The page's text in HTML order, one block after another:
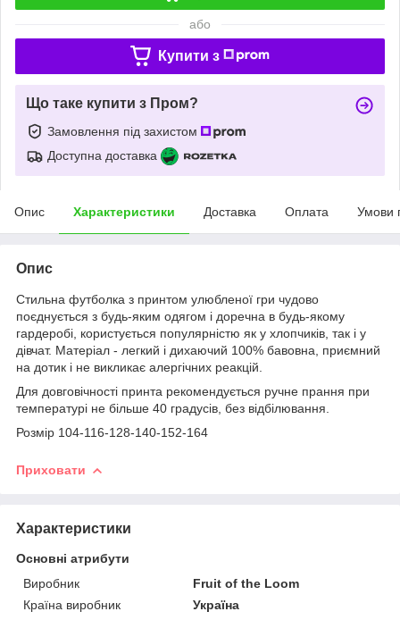
або
Купити з
Що таке купити з Пром?
Замовлення під захистом
Доступна доставка
Опис Характеристики Доставка Оплата Умови
Опис
Стильна футболка з принтом улюбленої гри чудово
поєднується з будь-яким одягом і доречна в будь-якому
гардеробі, користується популярністю як у хлопчиків, так і у
дівчат. Матеріал - легкий і дихаючий 100% бавовна, приємний
на дотик і не викликає алергічних реакцій.
Для довговічності принта рекомендується ручне прання при
температурі не більше 40 градусів, без відбілювання.
Розмір 104-116-128-140-152-164
Приховати
Характеристики
Основні атрибути
Виробник
Fruit of the Loom
Країна виробник
Україна